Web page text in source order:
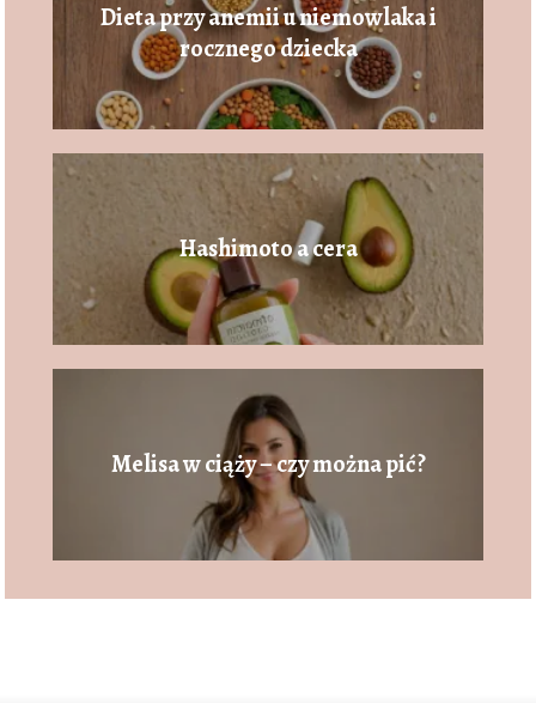
Dieta przy anemii u niemowlaka i
rocznego dziecka
Hashimoto a cera
Melisa w ciąży – czy można pić?